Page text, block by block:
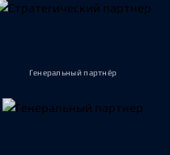
Генеральный партнёр